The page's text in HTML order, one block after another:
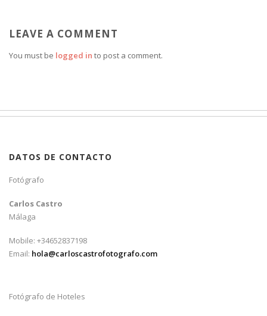
LEAVE A COMMENT
You must be logged in to post a comment.
DATOS DE CONTACTO
Fotógrafo
Carlos Castro
Málaga
Mobile: +34652837198
Email: hola@carloscastrofotografo.com
Fotógrafo de Hoteles